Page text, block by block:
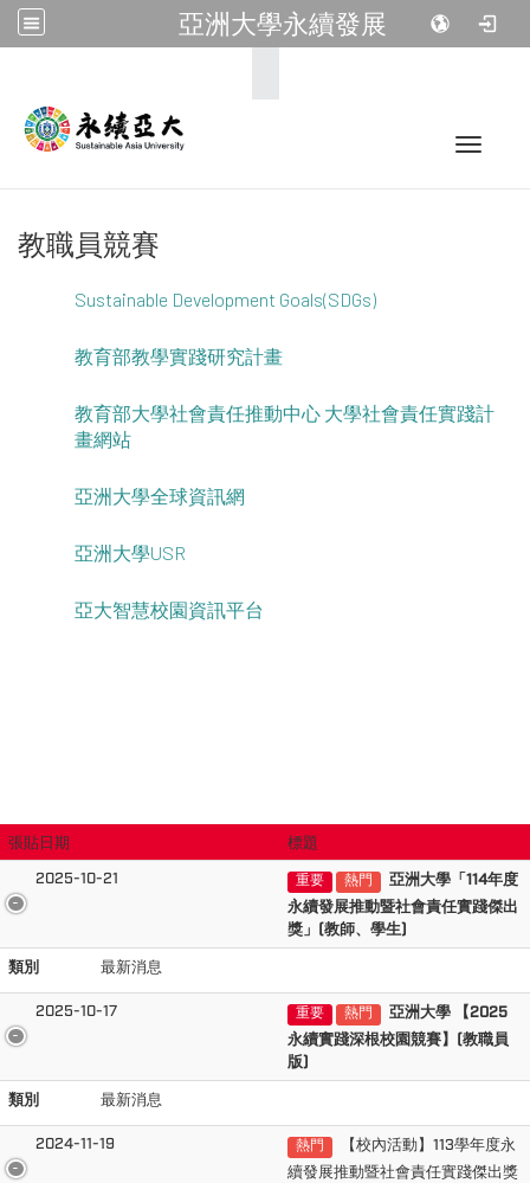
亞洲大學永續發展
Toggle
教職員競賽
Sustainable Development Goals(SDGs)
教育部教學實踐研究計畫
教育部大學社會責任推動中心 大學社會責任實踐計
畫網站
亞洲大學全球資訊網
亞洲大學USR
亞大智慧校園資訊平台
張貼日期
標題
2025-10-21
重要 熱門
亞洲大學「114年度
永續發展推動暨社會責任實踐傑出
獎」(教師、學生)
類別
最新消息
2025-10-17 重要 熱門
亞洲大學 【2025
永續實踐深根校園競賽】(教職員
版)
類別
最新消息
2024-11-19 熱門
【校內活動】113學年度永
續發展推動暨社會責任實踐傑出獎